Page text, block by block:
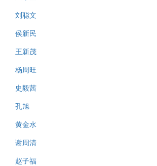
刘聪文
侯新民
王新茂
杨周旺
史毅茜
孔旭
黄金水
谢周清
赵子福